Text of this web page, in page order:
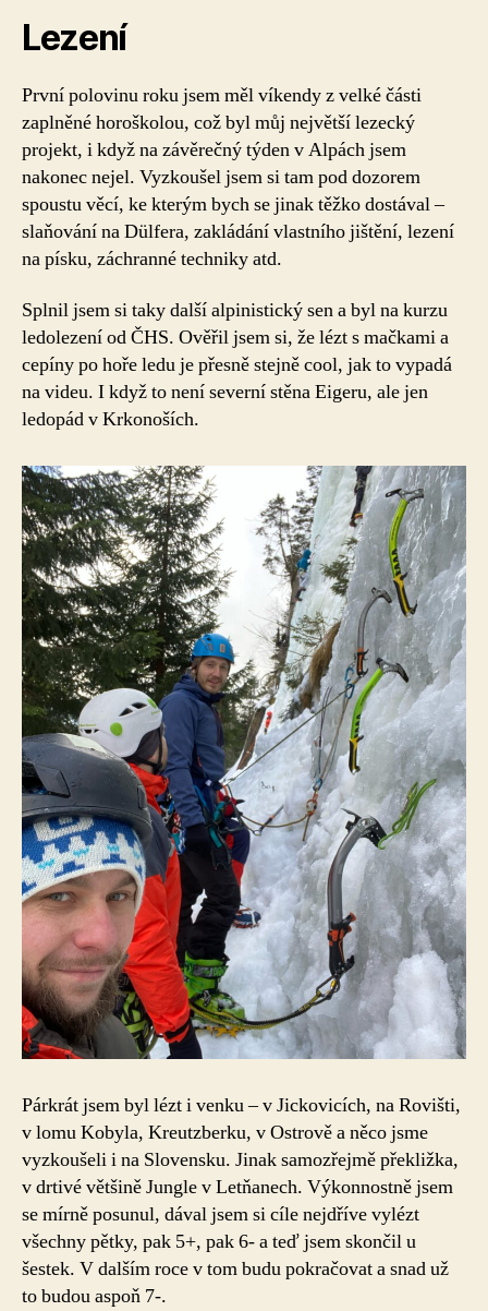
Lezení
První polovinu roku jsem měl víkendy z velké části
zaplněné horoškolou, což byl můj největší lezecký
projekt, i když na závěrečný týden v Alpách jsem
nakonec nejel. Vyzkoušel jsem si tam pod dozorem
spoustu věcí, ke kterým bych se jinak těžko dostával –
slaňování na Dülfera, zakládání vlastního jištění, lezení
na písku, záchranné techniky atd.
Splnil jsem si taky další alpinistický sen a byl na kurzu
ledolezení od ČHS. Ověřil jsem si, že lézt s mačkami a
cepíny po hoře ledu je přesně stejně cool, jak to vypadá
na videu. I když to není severní stěna Eigeru, ale jen
ledopád v Krkonoších.
Párkrát jsem byl lézt i venku – v Jickovicích, na Rovišti,
v lomu Kobyla, Kreutzberku, v Ostrově a něco jsme
vyzkoušeli i na Slovensku. Jinak samozřejmě překližka,
v drtivé většině Jungle v Letňanech. Výkonnostně jsem
se mírně posunul, dával jsem si cíle nejdříve vylézt
všechny pětky, pak 5+, pak 6- a teď jsem skončil u
šestek. V dalším roce v tom budu pokračovat a snad už
to budou aspoň 7-.